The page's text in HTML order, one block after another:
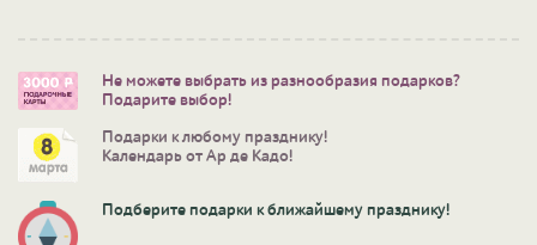
Не можете выбрать из разнообразия подарков?
Подарите выбор!
Подарки к любому празднику!
Календарь от Ар де Кадо!
Подберите подарки к ближайшему празднику!